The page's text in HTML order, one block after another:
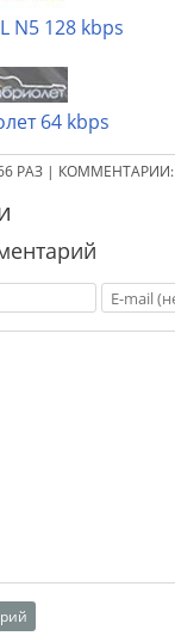
N5 128 kbps
64 kbps
РАЗ | КОММЕНТАРИИ: